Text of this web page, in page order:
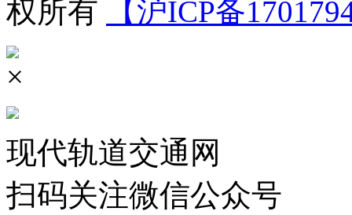
权所有
【沪ICP备
×
现代轨道交通网
扫码关注微信公众号